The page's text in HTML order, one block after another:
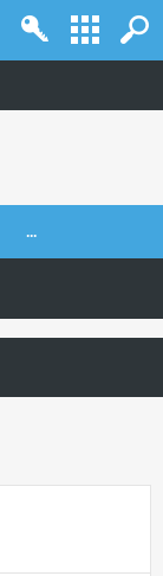
...